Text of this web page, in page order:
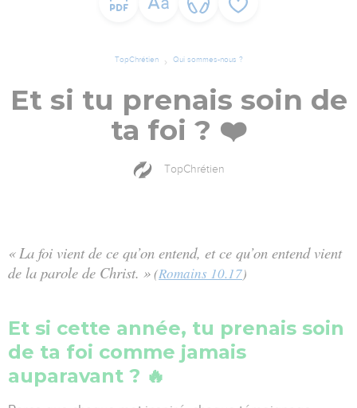
TopChrétien Qui sommes-nous ?
Et si tu prenais soin de
ta foi ? ❤️
TopChrétien
« La foi vient de ce qu’on entend, et ce qu’on entend vient
de la parole de Christ. »(Romains 10.17)
Et si cette année, tu prenais soin
de ta foi comme jamais
auparavant ? 🔥